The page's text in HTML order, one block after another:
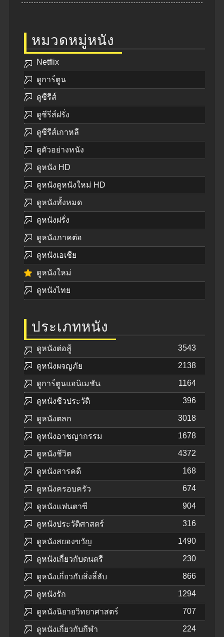
หมวดหมู่หนัง
Netflix
ดูการ์ตูน
ดูซีรีส์
ดูซีรีส์ฝรั่ง
ดูซีรีส์เกาหลี
ดูตัวอย่างหนัง
ดูหนัง HD
ดูหนังดูหนังใหม่ HD
ดูหนังทั้งหมด
ดูหนังฝรั่ง
ดูหนังภาคต่อ
ดูหนังเอเชีย
ดูหนังใหม่
ดูหนังไทย
ประเภทหนัง
ดูหนังต่อสู้ 3543
ดูหนังผจญภัย 2138
ดูการ์ตูนแอนิเมชัน 1164
ดูหนังชีวประวัติ 396
ดูหนังตลก 3018
ดูหนังอาชญากรรม 1678
ดูหนังชีวิต 4372
ดูหนังสารคดี 168
ดูหนังครอบครัว 674
ดูหนังแฟนตาซี 904
ดูหนังประวัติศาสตร์ 316
ดูหนังสยองขวัญ 1490
ดูหนังเกี่ยวกับดนตรี 230
ดูหนังเกี่ยวกับสิ่งลี้ลับ 866
ดูหนังรัก 1294
ดูหนังนิยายวิทยาศาสตร์ 707
ดูหนังเกี่ยวกับกีฬา 224